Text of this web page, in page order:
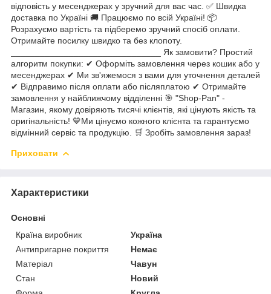
відповість у месенджерах у зручний для вас час. ✅ Швидка
доставка по Україні 🚚 Працюємо по всій Україні! 📦
Розрахуємо вартість та підберемо зручний спосіб оплати.
Отримайте посилку швидко та без клопоту.
_______________________________ Як замовити? Простий
алгоритм покупки: ✔ Оформіть замовлення через кошик або у
месенджерах ✔ Ми зв'яжемося з вами для уточнення деталей
✔ Відправимо після оплати або післяплатою ✔ Отримайте
замовлення у найближчому відділенні 🎯 "Shop-Pan" -
Магазин, якому довіряють тисячі клієнтів, які цінують якість та
оригінальність! 💙Ми цінуємо кожного клієнта та гарантуємо
відмінний сервіс та продукцію. 🛒 Зробіть замовлення зараз!
Приховати
Характеристики
Основні
Країна виробник
Україна
Антипригарне покриття
Немає
Матеріал
Чавун
Стан
Новий